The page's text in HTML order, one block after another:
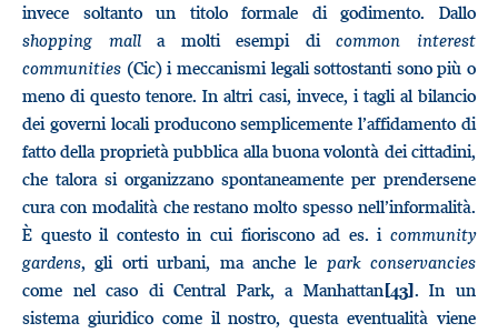
invece soltanto un titolo formale di godimento. Dallo
shopping malla molti esempi dicommon
interest
communities (Cic) i meccanismi legali sottostanti sono più o
meno di questo tenore. In altri casi, invece, i tagli al bilancio
dei governi locali producono semplicemente l’affidamento di
fatto della proprietà pubblica alla buona volontà dei cittadini,
che talora si organizzano spontaneamente per prendersene
cura con modalità che restano molto spesso nell’informalità.
È questo il contesto in cui fioriscono ad es. i community
gardens, gli orti urbani, ma anche le park conservancies
come nel caso di Central Park, a Manhattan[43]. In un
sistema giuridico come il nostro, questa eventualità viene